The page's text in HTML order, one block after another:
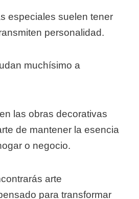
especiales suelen tener
personalidad.
muchísimo a
las obras decorativas
de mantener la esencia
o negocio.
arte
para transformar